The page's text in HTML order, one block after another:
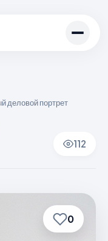
деловой портрет
112
0